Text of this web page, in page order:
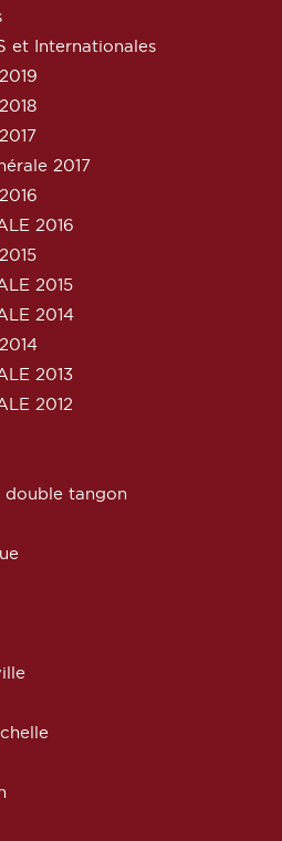
et Internationales
2017
2016
2015
2014
2013
2012
double tangon